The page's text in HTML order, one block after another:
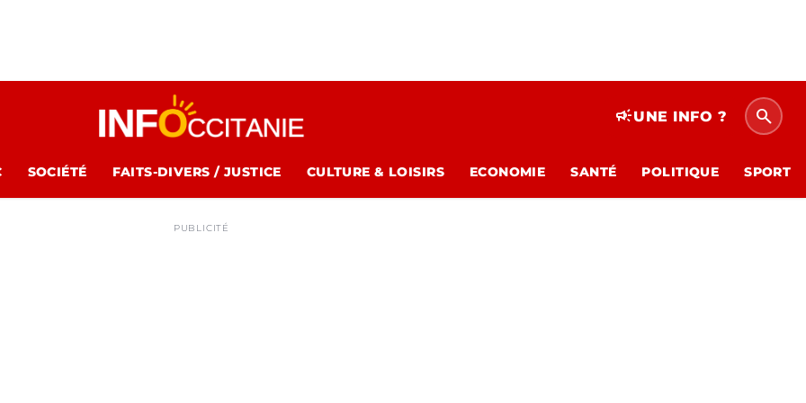
campaignUNE INFO ? search
SOCIÉTÉ FAITS-DIVERS / JUSTICE CULTURE & LOISIRS ECONOMIE SANTÉ POLITIQUE SPORT
PUBLICITÉ